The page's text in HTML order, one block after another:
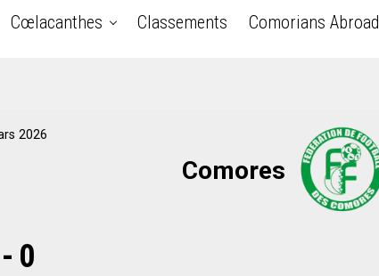
Cœlacanthes Classements Comorians Abroad
Comores
2026
- 0